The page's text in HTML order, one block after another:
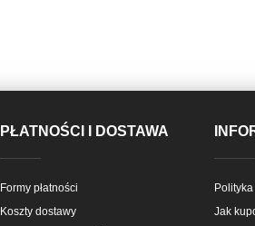
PŁATNOŚCI I DOSTAWA
Formy płatności
Koszty dostawy
Jak